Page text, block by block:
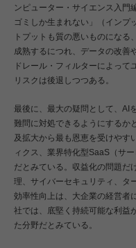
ンピューター・サイエンス入門
ゴミしか生まれない」（インプ
トプットも質の悪いものにな
成熟するにつれ、データの改善
ドレール・フィルターによって
リスクは後退しつつある。
最後に、最大の疑問として、AI
難問に対処できるようにするか
及拡大から最も恩恵を受けやす
ィクス、業界特化型SaaS（サ
だとみている。収益化の問題だ
理、サイバーセキュリティ、タ
効率性向上は、大企業の経営者
社では、底堅く持続可能な利益
た分野だとみている。